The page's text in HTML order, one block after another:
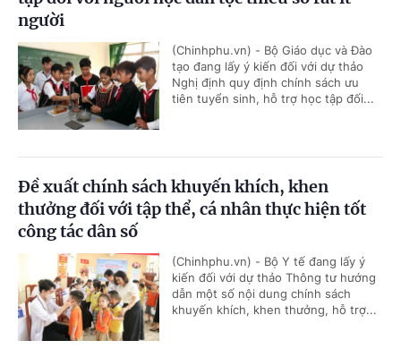
người
(Chinhphu.vn) - Bộ Giáo dục và Đào
tạo đang lấy ý kiến đối với dự thảo
Nghị định quy định chính sách ưu
tiên tuyển sinh, hỗ trợ học tập đối...
Đề xuất chính sách khuyến khích, khen
thưởng đối với tập thể, cá nhân thực hiện tốt
công tác dân số
(Chinhphu.vn) - Bộ Y tế đang lấy ý
kiến đối với dự thảo Thông tư hướng
dẫn một số nội dung chính sách
khuyến khích, khen thưởng, hỗ trợ...